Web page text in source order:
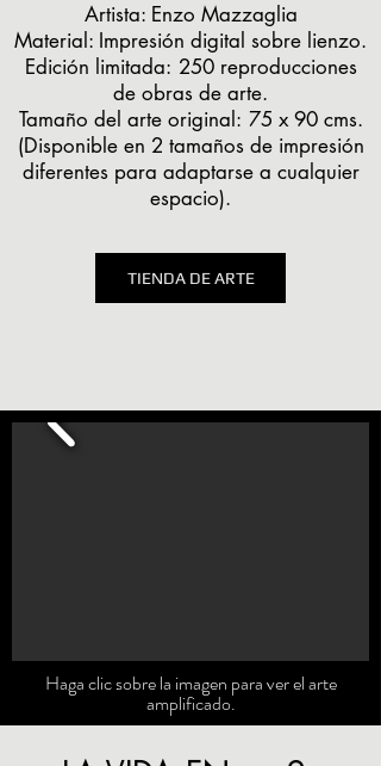
Artista: Enzo Mazzaglia
Material: Impresión digital sobre lienzo.
Edición limitada: 250 reproducciones
de obras de arte.
Tamaño del arte original: 75 x 90 cms.
(Disponible en 2 tamaños de impresión
diferentes para adaptarse a cualquier
espacio).
TIENDA DE ARTE
Haga clic sobre la imagen para ver el arte
amplificado.